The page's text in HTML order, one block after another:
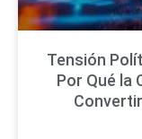
Tensión
Por Qué la